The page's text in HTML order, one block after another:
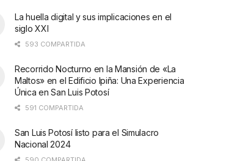
La huella digital y sus implicaciones en el
siglo XXI
593 COMPARTIDA
Recorrido Nocturno en la Mansión de «La
Maltos» en el Edificio Ipiña: Una Experiencia
Única en San Luis Potosí
591 COMPARTIDA
San Luis Potosí listo para el Simulacro
Nacional 2024